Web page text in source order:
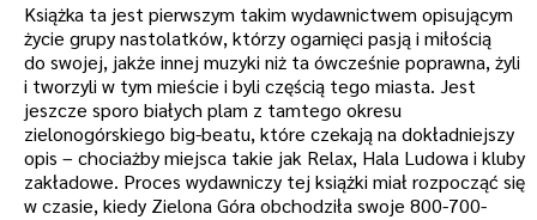
Książka ta jest pierwszym takim wydawnictwem opisującym
życie grupy nastolatków, którzy ogarnięci pasją i miłością
do swojej, jakże innej muzyki niż ta ówcześnie poprawna, żyli
i tworzyli w tym mieście i byli częścią tego miasta. Jest
jeszcze sporo białych plam z tamtego okresu
zielonogórskiego big-beatu, które czekają na dokładniejszy
opis – chociażby miejsca takie jak Relax, Hala Ludowa i kluby
zakładowe. Proces wydawniczy tej książki miał rozpocząć się
w czasie, kiedy Zielona Góra obchodziła swoje 800-700-